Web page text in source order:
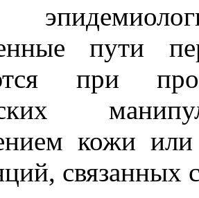
пути
при
кожи
связанных